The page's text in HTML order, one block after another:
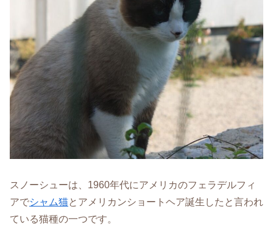
スノーシューは、1960年代にアメリカのフェラデルフィ
アでシャム猫とアメリカンショートヘア誕生したと言われ
ている猫種の一つです。